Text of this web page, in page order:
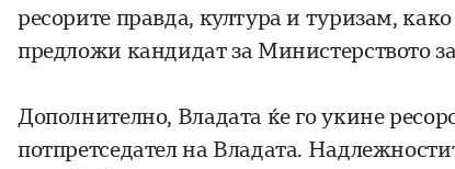
ресорите правда, култура и туризам,
предложи кандидат за Министерството
Дополнително, Владата ќе го укине
потпретседател на Владата.